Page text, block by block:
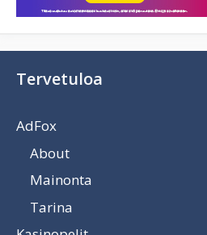
Tervetuloa
AdFox
About
Mainonta
Tarina